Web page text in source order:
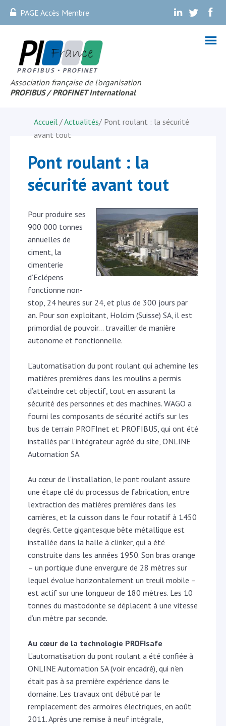
PAGE Accès Membre . . .
Association française de l’organisation
PROFIBUS / PROFINET International
Accueil /Actualités/ Pont roulant : la sécurité
avant tout
Pont roulant : la
sécurité avant tout
Pour produire ses
900 000 tonnes
annuelles de
ciment, la
cimenterie
d’Eclépens
fonctionne non-
stop, 24 heures sur 24, et plus de 300 jours par
an. Pour son exploitant, Holcim (Suisse) SA, il est
primordial de pouvoir… travailler de manière
autonome et fonctionnelle.
L’automatisation du pont roulant qui achemine les
matières premières dans les moulins a permis
d’atteindre cet objectif, tout en assurant la
sécurité des personnes et des machines. WAGO a
fourni les composants de sécurité actifs sur les
bus de terrain PROFInet et PROFIBUS, qui ont été
installés par l’intégrateur agréé du site, ONLINE
Automation SA.
Au cœur de l’installation, le pont roulant assure
une étape clé du processus de fabrication, entre
l’extraction des matières premières dans les
carrières, et la cuisson dans le four rotatif à 1450
degrés. Cette gigantesque bête métallique est
installée dans la halle à clinker, qui a été
construite dans les années 1950. Son bras orange
– un portique d’une envergure de 28 mètres sur
lequel évolue horizontalement un treuil mobile –
est actif sur une longueur de 180 mètres. Les 10
tonnes du mastodonte se déplacent à une vitesse
d’un mètre par seconde.
Au cœur de la technologie PROFIsafe
L’automatisation du pont roulant a été confiée à
ONLINE Automation SA (voir encadré), qui n’en
était pas à sa première expérience dans le
domaine. Les travaux ont débuté par le
remplacement des armoires électriques, en août
2011. Après une remise à neuf intégrale,